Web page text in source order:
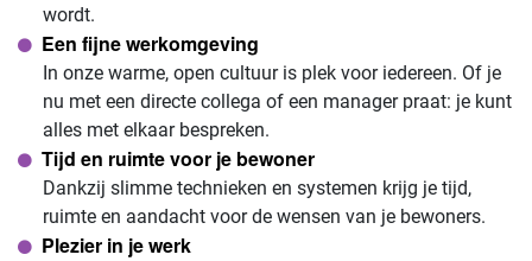
wordt.
Een fijne werkomgeving
In onze warme, open cultuur is plek voor iedereen. Of je
nu met een directe collega of een manager praat: je kunt
alles met elkaar bespreken.
Tijd en ruimte voor je bewoner
Dankzij slimme technieken en systemen krijg je tijd,
ruimte en aandacht voor de wensen van je bewoners.
Plezier in je werk